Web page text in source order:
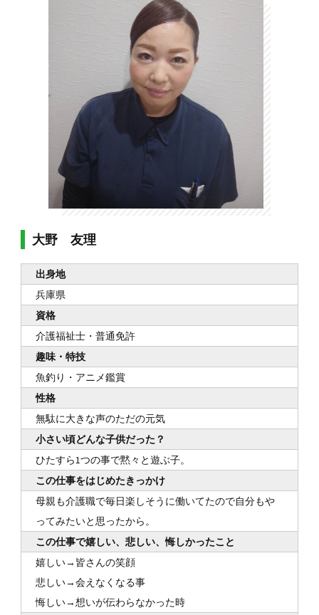
大野 友理
出身地
兵庫県
資格
介護福祉士・普通免許
趣味・特技
魚釣り・アニメ鑑賞
性格
無駄に大きな声のただの元気
小さい頃どんな子供だった？
ひたすら1つの事で黙々と遊ぶ子。
この仕事をはじめたきっかけ
母親も介護職で毎日楽しそうに働いてたので自分もや
ってみたいと思ったから。
この仕事で嬉しい、悲しい、悔しかったこと
嬉しい→皆さんの笑顔
悲しい→会えなくなる事
悔しい→想いが伝わらなかった時